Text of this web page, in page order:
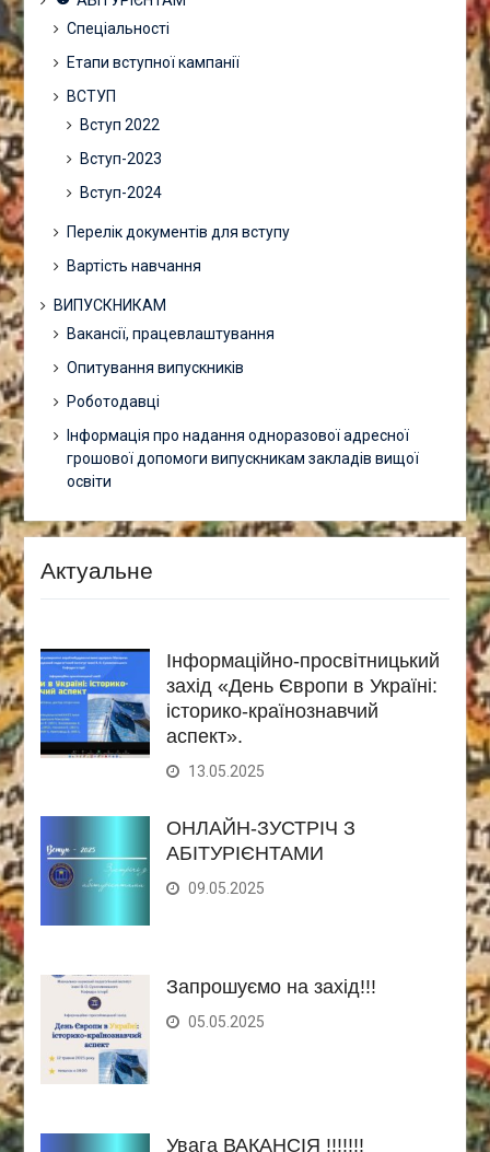
Спеціальності
Етапи вступної кампанії
ВСТУП
Вступ 2022
Вступ-2023
Вступ-2024
Перелік документів для вступу
Вартість навчання
ВИПУСКНИКАМ
Вакансії, працевлаштування
Опитування випускників
Роботодавці
Інформація про надання одноразової адресної
грошової допомоги випускникам закладів вищої
освіти
Актуальне
Інформаційно-просвітницький
захід «День Європи в Україні:
історико-країнознавчий
аспект».
13.05.2025
ОНЛАЙН-ЗУСТРІЧ З
АБІТУРІЄНТАМИ
09.05.2025
Запрошуємо на захід!!!
05.05.2025
Увага ВАКАНСІЯ !!!!!!!